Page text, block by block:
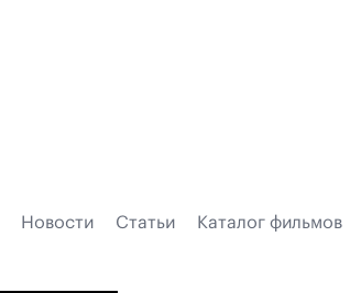
Новости Статьи Каталог фильмов